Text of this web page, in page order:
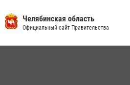
13 июля 2026, 03:02 5
Челябинская область
Официальный сайт Правительства